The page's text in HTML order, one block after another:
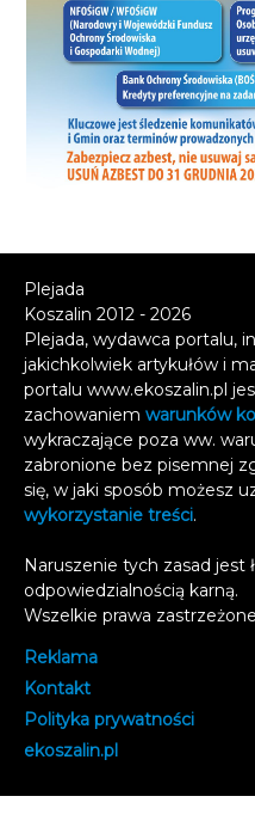
Plejada
Koszalin 2012 - 2026
Plejada, wydawca portalu,
jakichkolwiek artykułów i
portalu www.ekoszalin.pl
zachowaniem warunków
wykraczające poza ww.
zabronione bez pisemnej
się, w jaki sposób możesz
wykorzystanie treści.
Naruszenie tych zasad jest
odpowiedzialnością karną.
Wszelkie prawa zastrzeżone
Reklama
Kontakt
Polityka prywatności
ekoszalin.pl